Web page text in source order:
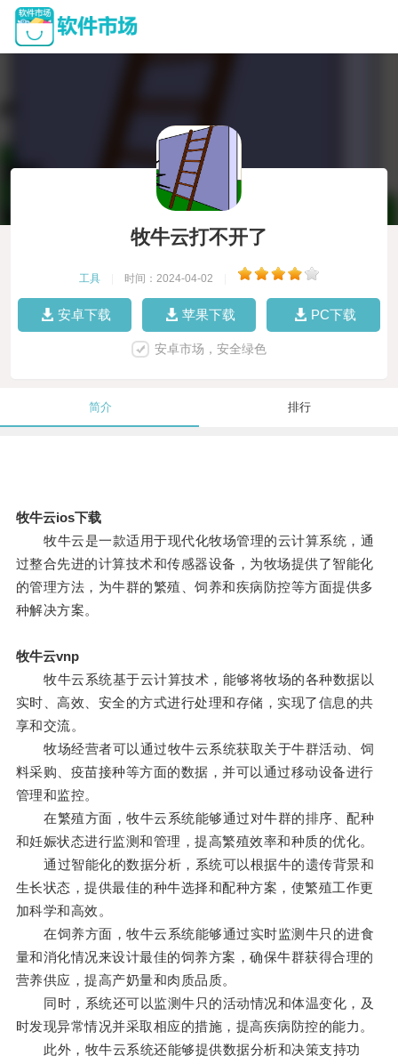
牧牛云打不开了
工具 时间：2024-04-02
安卓下载 苹果下载 PC下载
安卓市场，安全绿色
简介 排行
牧牛云ios下载
牧牛云是一款适用于现代化牧场管理的云计算系统，通
过整合先进的计算技术和传感器设备，为牧场提供了智能化
的管理方法，为牛群的繁殖、饲养和疾病防控等方面提供多
种解决方案。
牧牛云vnp
牧牛云系统基于云计算技术，能够将牧场的各种数据以
实时、高效、安全的方式进行处理和存储，实现了信息的共
享和交流。
牧场经营者可以通过牧牛云系统获取关于牛群活动、饲
料采购、疫苗接种等方面的数据，并可以通过移动设备进行
管理和监控。
在繁殖方面，牧牛云系统能够通过对牛群的排序、配种
和妊娠状态进行监测和管理，提高繁殖效率和种质的优化。
通过智能化的数据分析，系统可以根据牛的遗传背景和
生长状态，提供最佳的种牛选择和配种方案，使繁殖工作更
加科学和高效。
在饲养方面，牧牛云系统能够通过实时监测牛只的进食
量和消化情况来设计最佳的饲养方案，确保牛群获得合理的
营养供应，提高产奶量和肉质品质。
同时，系统还可以监测牛只的活动情况和体温变化，及
时发现异常情况并采取相应的措施，提高疾病防控的能力。
此外，牧牛云系统还能够提供数据分析和决策支持功